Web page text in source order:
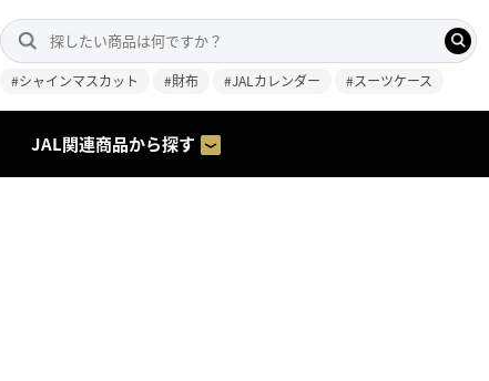
#シャインマスカット #財布 #JALカレンダー #スーツケース
JAL関連商品から探す